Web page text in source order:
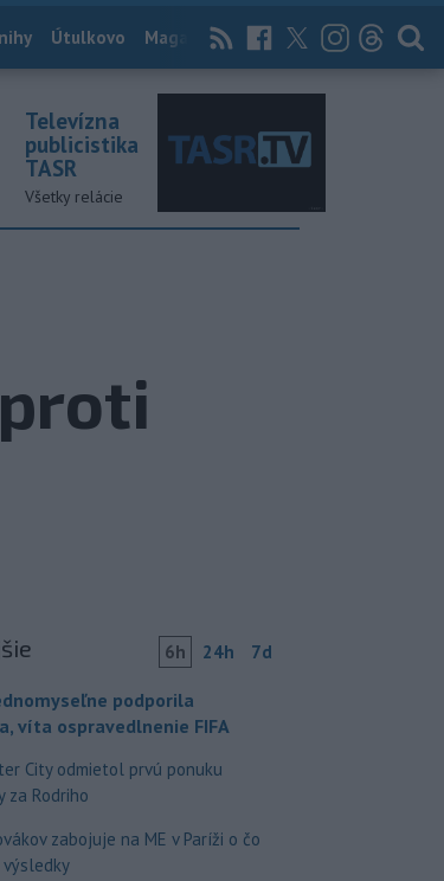
Útulkovo Magazín News Now Archív
Televízna
publicistika
TASR
Všetky relácie
6h 24h 7d
podporila
víta ospravedlnenie FIFA
City odmietol prvú ponuku
za Rodriho
zabojuje na ME v Paríži o čo